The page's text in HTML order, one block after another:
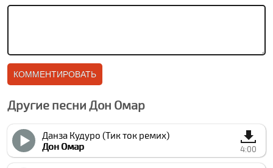
Другие песни Дон Омар
Данза Кудуро (Тик ток ремиx)
Дон Омар
4:00